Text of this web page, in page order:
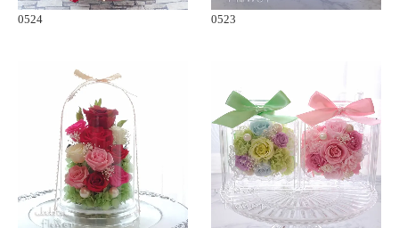
0524 0523